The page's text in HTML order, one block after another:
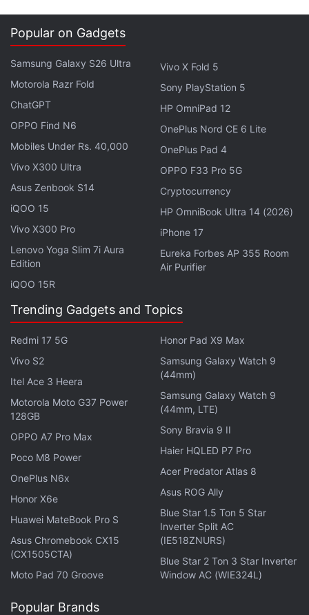
लेटेस्ट टेक न्यूज़,स्मार्टफोन रिव्यू
एक्सक्लूसिव ऑफर के लिए गैजेट्स 360एंड्रॉयडऐप डाउनलोड करें और
हमेंगूगल समाचार पर फॉलो करें।
Camera, Demand
Samsung, Display Specifications,Battery,Video,Samsung
Galaxy Z Fold 8,WiFi,Samsung Galaxy Z Fold 8 Ultra
Popular on Gadgets
Samsung Galaxy S26 Ultra
Motorola Razr Fold
ChatGPT
OPPO Find N6
Mobiles Under Rs. 40,000
Vivo X300 Ultra
Asus Zenbook S14
iQOO 15
Vivo X300 Pro
Lenovo Yoga Slim 7i Aura
Edition
iQOO 15R
Vivo X Fold 5
Sony PlayStation 5
HP OmniPad 12
OnePlus Nord CE 6 Lite
OnePlus Pad 4
OPPO F33 Pro 5G
Cryptocurrency
HP OmniBook Ultra 14 (2026)
iPhone 17
Eureka Forbes AP 355 Room
Air Purifier
Trending Gadgets and Topics
Redmi 17 5G
Vivo S2
Itel Ace 3 Heera
Motorola Moto G37 Power
128GB
OPPO A7 Pro Max
Poco M8 Power
OnePlus N6x
Honor X6e
Huawei MateBook Pro S
Asus Chromebook CX15
(CX1505CTA)
Moto Pad 70 Groove
Honor Pad X9 Max
Samsung Galaxy Watch 9
(44mm)
Samsung Galaxy Watch 9
(44mm, LTE)
Sony Bravia 9 II
Haier HQLED P7 Pro
Acer Predator Atlas 8
Asus ROG Ally
Blue Star 1.5 Ton 5 Star
Inverter Split AC
(IE518ZNURS)
Blue Star 2 Ton 3 Star Inverter
Window AC (WIE324L)
Popular Brands